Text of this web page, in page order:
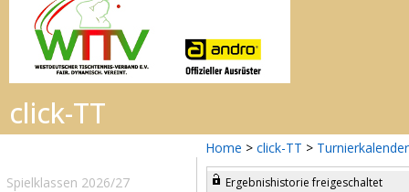
Home > click-TT > Turnierkalender
Spielklassen 2026/27
Ergebnishistorie freigeschaltet